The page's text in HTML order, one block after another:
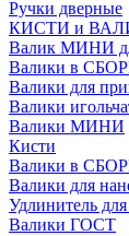
Ручки дверные
КИСТИ и
Валик МИНИ
Валики в
Валики для
Валики
Валики МИНИ
Кисти
Валики в
Валики для
Удлинитель
Валики ГОСТ